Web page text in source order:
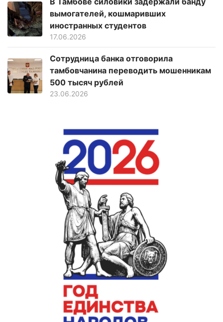
вымогателей, кошмаривших
иностранных студентов
17.06.2026
Сотрудница банка отговорила
тамбовчанина переводить мошенникам
500 тысяч рублей
23.06.2026